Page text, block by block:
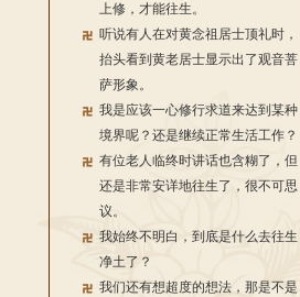
上修，才能往生。
听说有人在对黄念祖居士顶礼时，
抬头看到黄老居士显示出了观音菩
萨形象。
我是应该一心修行求道来达到某种
境界呢？还是继续正常生活工作？
有位老人临终时讲话也含糊了，但
还是非常安详地往生了，很不可思
议。
我始终不明白，到底是什么去往生
净土了？
我们还有想超度的想法，那是不是